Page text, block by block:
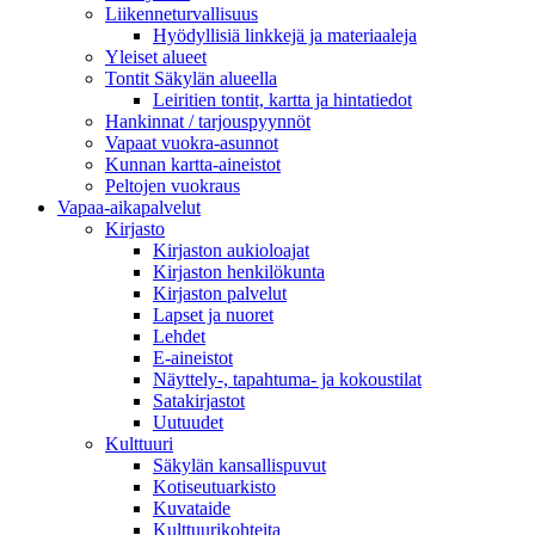
Liikenneturvallisuus
Hyödyllisiä linkkejä ja materiaaleja
Yleiset alueet
Tontit Säkylän alueella
Leiritien tontit, kartta ja hintatiedot
Hankinnat / tarjouspyynnöt
Vapaat vuokra-asunnot
Kunnan kartta-aineistot
Peltojen vuokraus
Vapaa-aika­palvelut
Kirjasto
Kirjaston aukioloajat
Kirjaston henkilökunta
Kirjaston palvelut
Lapset ja nuoret
Lehdet
E-aineistot
Näyttely-, tapahtuma- ja kokoustilat
Satakirjastot
Uutuudet
Kulttuuri
Säkylän kansallispuvut
Kotiseutuarkisto
Kuvataide
Kulttuurikohteita